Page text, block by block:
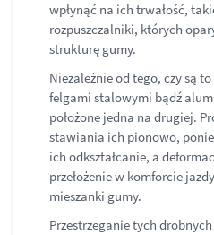
wpłynąć na ich trwałość,
rozpuszczalniki, których
strukturę gumy.
Niezależnie od tego, czy są
felgami stalowymi bądź
położone jedna na drugiej.
stawiania ich pionowo,
ich odkształcanie, a
przełożenie w komforcie
mieszanki gumy.
Przestrzeganie tych